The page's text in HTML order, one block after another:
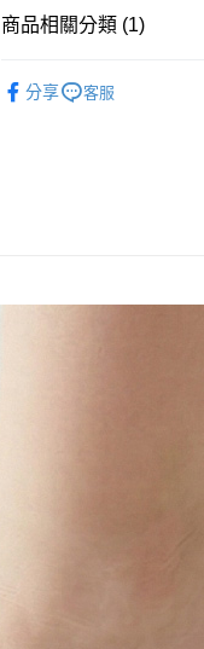
每筆NT$100，滿NT$888(
每筆NT$100，滿NT$888(
國際運送
商品相關分類 (1)
分享
客服